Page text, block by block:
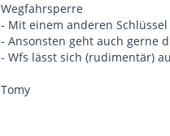
Wegfahrsperre
- Mit einem anderen
- Ansonsten geht auch gerne
- Wfs lässt sich (rudimentär)
Tomy